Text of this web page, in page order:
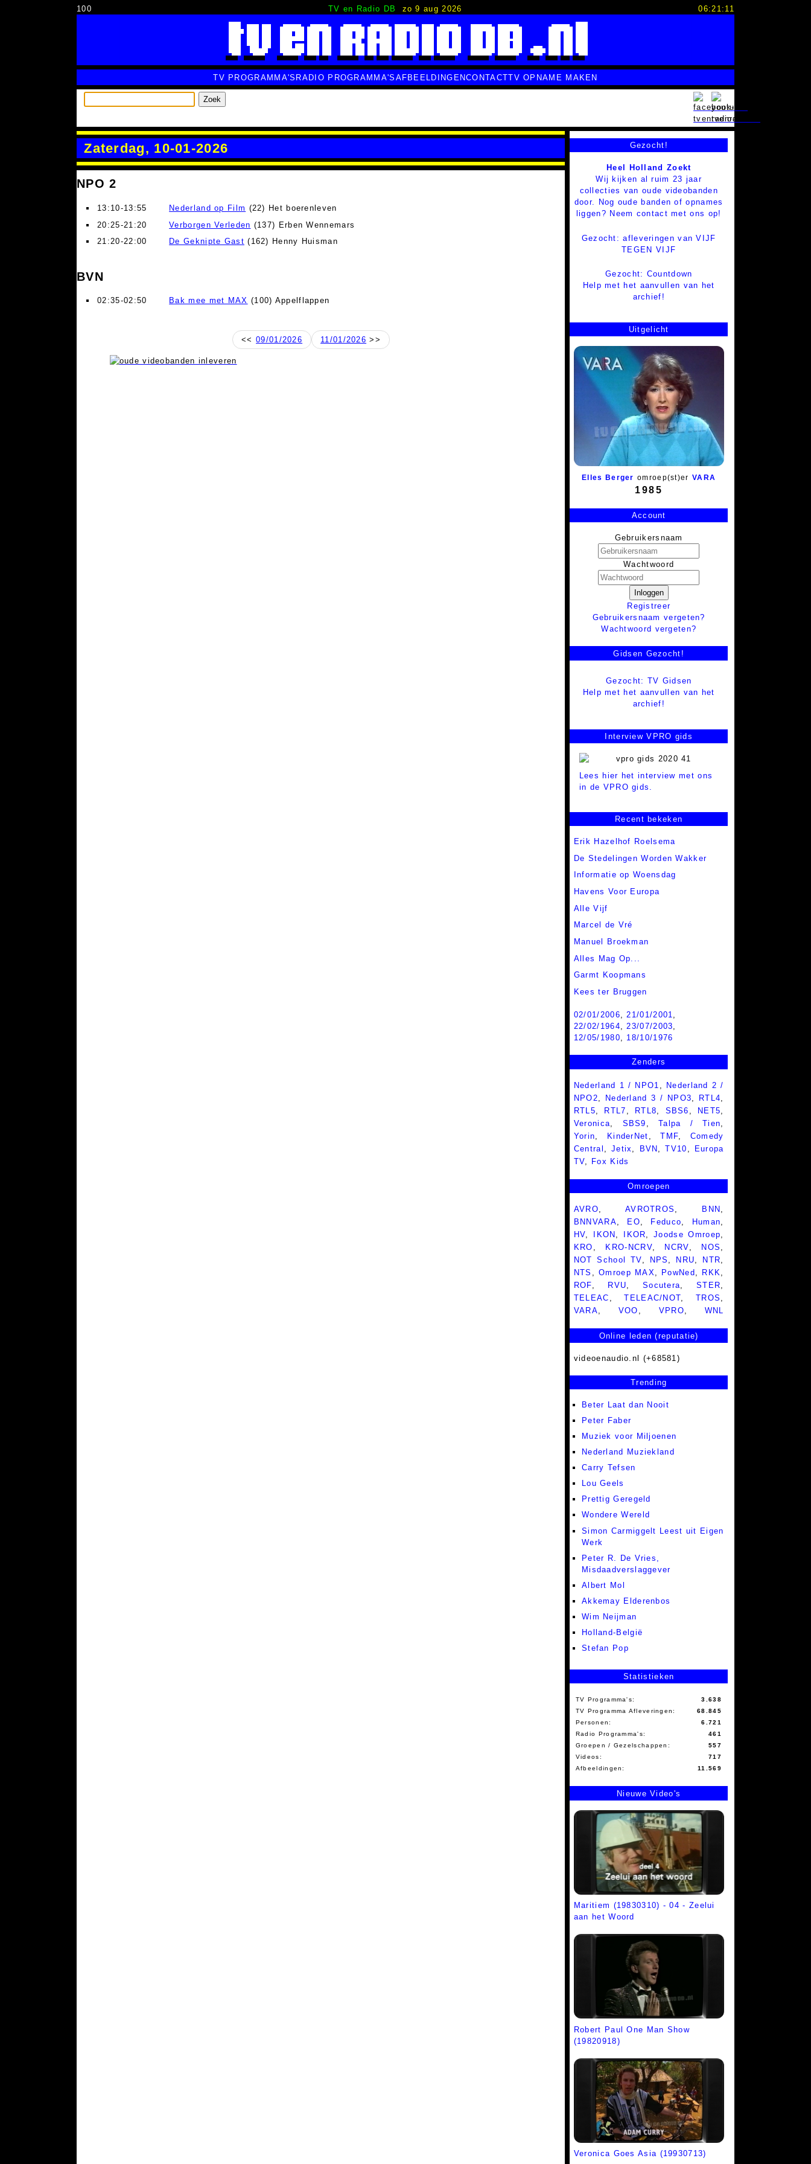
100 TV en Radio DB zo 9 aug 2026 06:21:12
TV PROGRAMMA'S RADIO PROGRAMMA'S AFBEELDINGENCONTACTTV OPNAME MAKEN
Zoek
Zaterdag, 10-01-2026
NPO 2
13:10-13:55 Nederland op Film (22) Het boerenleven
20:25-21:20
Verborgen Verleden (137) Erben Wennemars
21:20-22:00
De Geknipte Gast (162) Henny Huisman
BVN
02:35-02:50 Bak mee met MAX (100) Appelflappen
<<09/01/2026 11/01/2026 >>
Gezocht!
Heel Holland Zoekt
Wij kijken al ruim 23 jaar
collecties van oude videobanden
door. Nog oude banden of opnames
liggen? Neem contact met ons op!
Gezocht: afleveringen van VIJF
TEGEN VIJF
Gezocht: Countdown
Help met het aanvullen van het
archief!
Uitgelicht
Elles Berger omroep(st)er VARA
1985
Account
Gebruikersnaam
Wachtwoord
Inloggen
Registreer
Gebruikersnaam vergeten?
Wachtwoord vergeten?
Gidsen Gezocht!
Gezocht: TV Gidsen
Help met het aanvullen van het
archief!
Interview VPRO gids
Lees hier het interview met ons
in de VPRO gids.
Recent bekeken
Erik Hazelhof Roelsema
De Stedelingen Worden Wakker
Informatie op Woensdag
Havens Voor Europa
Alle Vijf
Marcel de Vré
Manuel Broekman
Alles Mag Op...
Garmt Koopmans
Kees ter Bruggen
02/01/2006,21/01/2001,
22/02/1964,23/07/2003,
12/05/1980, 18/10/1976
Zenders
Nederland 1 / NPO1
Nederland 2 /
NPO2
Nederland 3 / NPO3 RTL4
RTL5
RTL7 RTL8 SBS6 NET5
Veronica
SBS9 ,Talpa / Tien
Yorin
KinderNet ,TMF
Comedy
Central
Jetix BVN ,TV10
Europa
TV
Fox Kids
Omroepen
AVRO, AVROTROS , BNN ,
BNNVARA, EO, Feduco, Human,
HV, IKON , IKOR,Joodse Omroep,
KRO , KRO-NCRV, NCRV, NOS ,
NOT School TV, NPS , NRU, NTR,
NTS ,Omroep MAX, PowNed , RKK,
ROF, RVU, Socutera,STER,
TELEAC ,TELEAC/NOT,TROS ,
VARA, VOO , VPRO, WNL
Online leden (reputatie)
videoenaudio.nl (+68581)
Trending
Beter Laat dan Nooit
Peter Faber
Muziek voor Miljoenen
Nederland Muziekland
Carry Tefsen
Lou Geels
Prettig Geregeld
Wondere Wereld
Simon Carmiggelt Leest uit Eigen
Werk
Peter R. De Vries,
Misdaadverslaggever
Albert Mol
Akkemay Elderenbos
Wim Neijman
Holland-België
Stefan Pop
Statistieken
TV Programma's:
3.638
TV Programma Afleveringen:
68.845
Personen:
6.721
Radio Programma's:
461
Groepen / Gezelschappen:
557
Videos:
717
Afbeeldingen:
11.569
Nieuwe Video's
Maritiem (19830310) - 04 - Zeelui
aan het Woord
Robert Paul One Man Show
(19820918)
Veronica Goes Asia (19930713)